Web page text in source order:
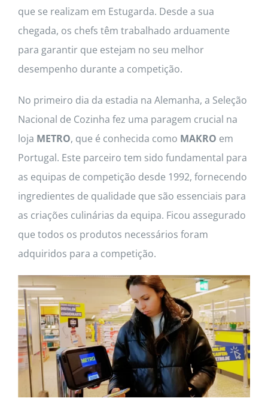
que se realizam em Estugarda. Desde a sua
chegada, os chefs têm trabalhado arduamente
para garantir que estejam no seu melhor
desempenho durante a competição.
No primeiro dia da estadia na Alemanha, a Seleção
Nacional de Cozinha fez uma paragem crucial na
loja METRO, que é conhecida como MAKRO em
Portugal. Este parceiro tem sido fundamental para
as equipas de competição desde 1992, fornecendo
ingredientes de qualidade que são essenciais para
as criações culinárias da equipa. Ficou assegurado
que todos os produtos necessários foram
adquiridos para a competição.